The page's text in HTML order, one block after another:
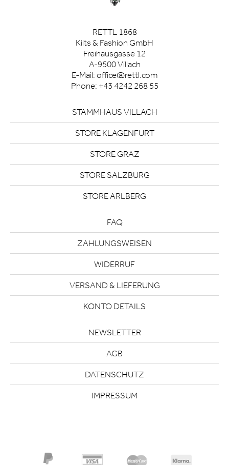
RETTL 1868
Kilts & Fashion GmbH
Freihausgasse 12
A-9500 Villach
E-Mail: office@rettl.com
Phone: +43 4242 268 55
STAMMHAUS VILLACH
STORE KLAGENFURT
STORE GRAZ
STORE SALZBURG
STORE ARLBERG
FAQ
ZAHLUNGSWEISEN
WIDERRUF
VERSAND & LIEFERUNG
KONTO DETAILS
NEWSLETTER
AGB
DATENSCHUTZ
IMPRESSUM